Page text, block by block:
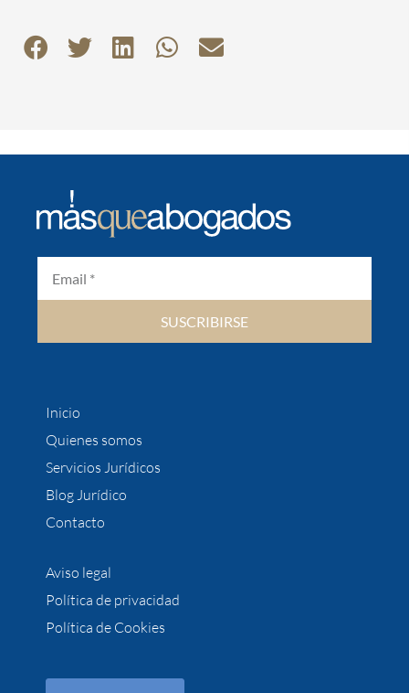
SUSCRIBIRSE
Inicio
Quienes somos
Servicios Jurídicos
Blog Jurídico
Contacto
Aviso legal
Política de privacidad
Política de Cookies